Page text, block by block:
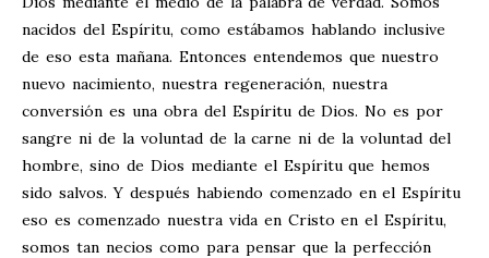
nacidos del Espíritu, como estábamos hablando inclusive
de eso esta mañana. Entonces entendemos que nuestro
nuevo nacimiento, nuestra regeneración, nuestra
conversión es una obra del Espíritu de Dios. No es por
sangre ni de la voluntad de la carne ni de la voluntad del
hombre, sino de Dios mediante el Espíritu que hemos
sido salvos. Y después habiendo comenzado en el Espíritu
eso es comenzado nuestra vida en Cristo en el Espíritu,
somos tan necios como para pensar que la perfección